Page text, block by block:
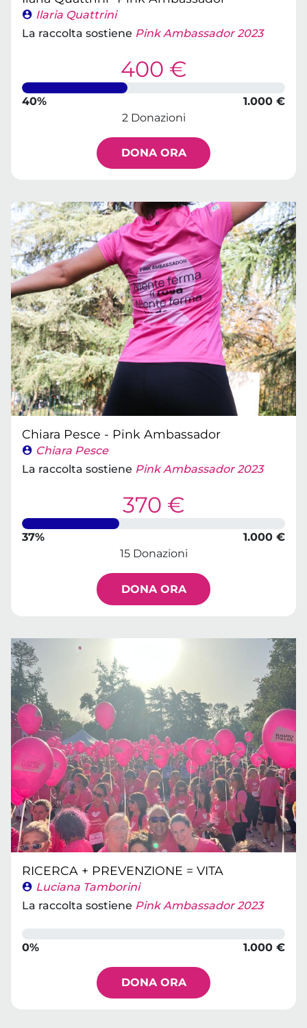
Ilaria Quattrini
La raccolta sostiene Pink Ambassador 2023
400 €
40%
1.000 €
2 Donazioni
DONA ORA
Chiara Pesce - Pink Ambassador
Chiara Pesce
La raccolta sostiene Pink Ambassador 2023
370 €
37%
1.000 €
15 Donazioni
DONA ORA
RICERCA + PREVENZIONE = VITA
Luciana Tamborini
La raccolta sostiene Pink Ambassador 2023
0% 1.000 €
DONA ORA